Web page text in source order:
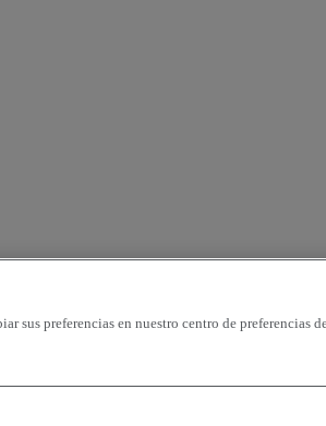
preferencias en nuestro centro de